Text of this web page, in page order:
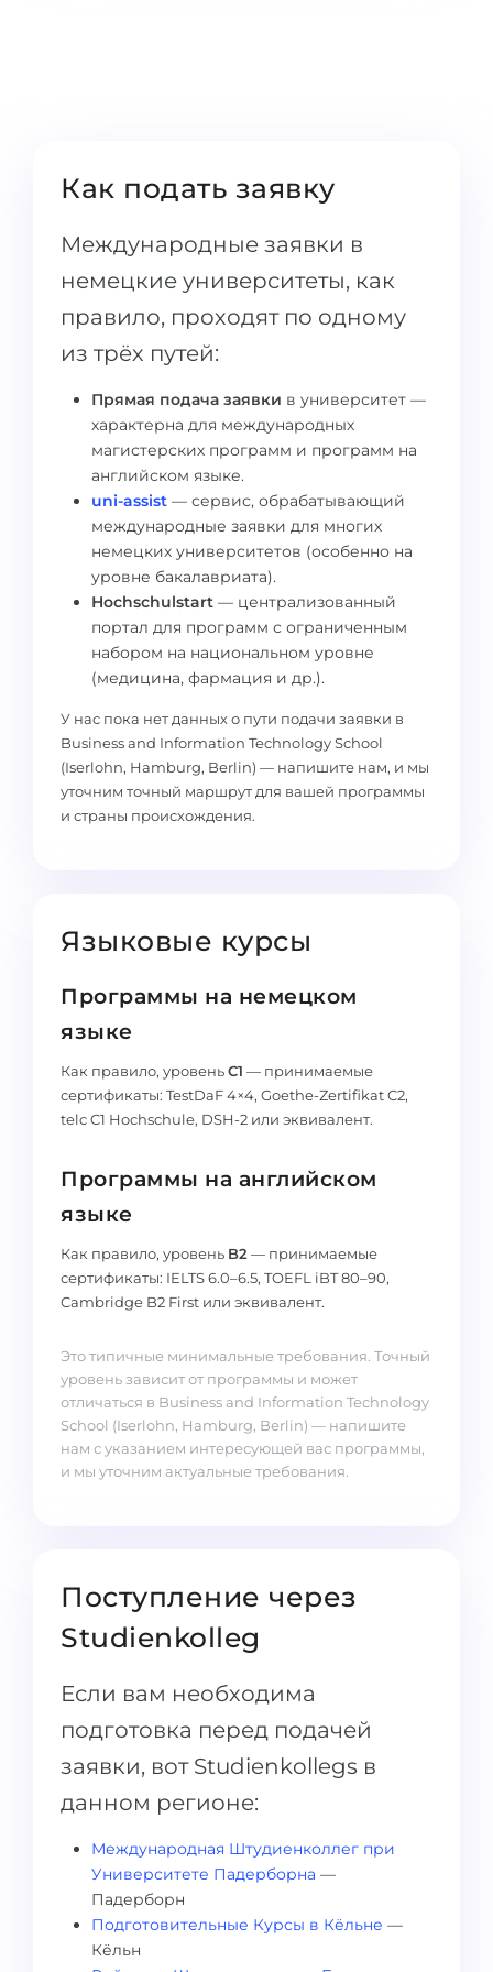
КАРЬЕРНОЕ ОРИЕНТИРОВАНИЕ
Тест Голланда
Тест Карта Интересов
Тест RIASEC
Успехна
100%
Наши студенты успешно поступают
КОНСУЛЬТАЦИЯ!
Менеджмент
Другая специальность
ПОСТУПАЕМ ИЗ...
Россия
Украина
Казахстан
Азербайджан
Армения
Беларусь
Другая страна
ЗАПИСАТЬСЯ НА КОНСУЛЬТАЦИЮ
Как подать заявку
Международные заявки в
немецкие университеты, как
правило, проходят по одному
из трёх путей:
Прямая подача заявки в университет —
характерна для международных
магистерских программ и программ на
английском языке.
uni-assist — сервис, обрабатывающий
международные заявки для многих
немецких университетов (особенно на
уровне бакалавриата).
Hochschulstart — централизованный
портал для программ с ограниченным
набором на национальном уровне
(медицина, фармация и др.).
У нас пока нет данных о пути подачи заявки в
Business and Information Technology School
(Iserlohn, Hamburg, Berlin) — напишите нам, и мы
уточним точный маршрут для вашей программы
и страны происхождения.
Языковые курсы
Программы на немецком
языке
Как правило, уровеньC1 — принимаемые
сертификаты: TestDaF 4×4, Goethe-Zertifikat C2,
telc C1 Hochschule, DSH-2 или эквивалент.
Программы на английском
языке
Как правило, уровень B2 — принимаемые
сертификаты: IELTS 6.0–6.5, TOEFL iBT 80–90,
Cambridge B2 First или эквивалент.
Это типичные минимальные требования. Точный
уровень зависит от программы и может
отличаться в Business and Information Technology
School (Iserlohn, Hamburg, Berlin) — напишите
нам с указанием интересующей вас программы,
и мы уточним актуальные требования.
Поступление через
Studienkolleg
Если вам необходима
подготовка перед подачей
заявки, вот Studienkollegs в
данном регионе:
Международная Штудиенколлег при
Университете Падерборна —
Падерборн
Подготовительные Курсы в Кёльне —
Кёльн